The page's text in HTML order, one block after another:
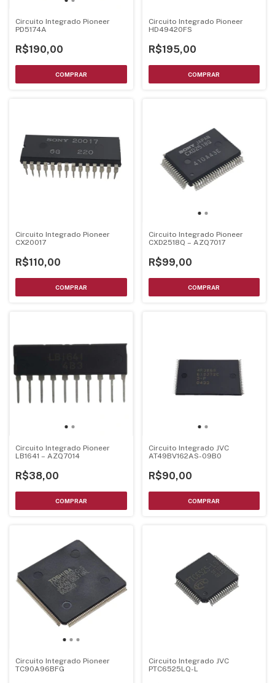
Circuito Integrado Pioneer
PD5174A
R$190,00
Circuito Integrado Pioneer
HD49420FS
R$195,00
Circuito Integrado Pioneer
CX20017
R$110,00
Circuito Integrado Pioneer
CXD2518Q – AZQ7017
R$99,00
Circuito Integrado Pioneer
LB1641 – AZQ7014
R$38,00
Circuito Integrado JVC
AT49BV162AS-09B0
R$90,00
Circuito Integrado Pioneer
TC90A96BFG
Circuito Integrado JVC
PTC6525LQ-L